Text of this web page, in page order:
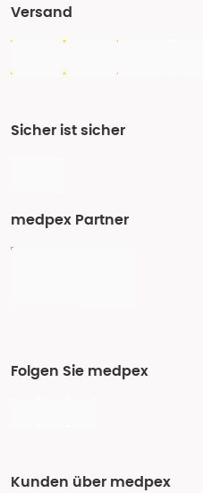
Versand
Sicher ist sicher
medpex Partner
Folgen Sie medpex
Kunden über medpex